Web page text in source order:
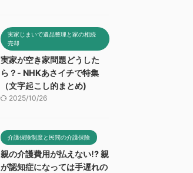
実家じまいで遺品整理と家の相続
売却
実家が空き家問題どうした
ら？- NHKあさイチで特集
（文字起こし的まとめ)
2025/10/26
介護保険制度と民間の介護保険
親の介護費用が払えない!? 親
が認知症になっては手遅れの